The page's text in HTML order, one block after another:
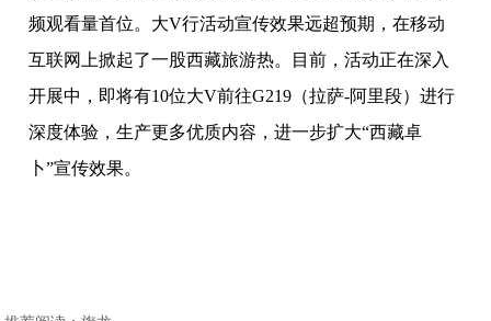
频观看量首位。大V行活动宣传效果远超预期，在移动
互联网上掀起了一股西藏旅游热。目前，活动正在深入
开展中，即将有10位大V前往G219（拉萨-阿里段）进行
深度体验，生产更多优质内容，进一步扩大“西藏卓
卜”宣传效果。